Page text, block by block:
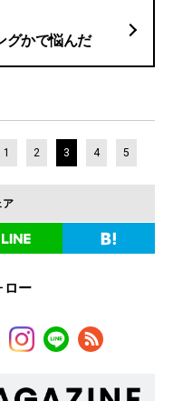
グかで悩んだ
1 2 3 4 5
ア
ロー